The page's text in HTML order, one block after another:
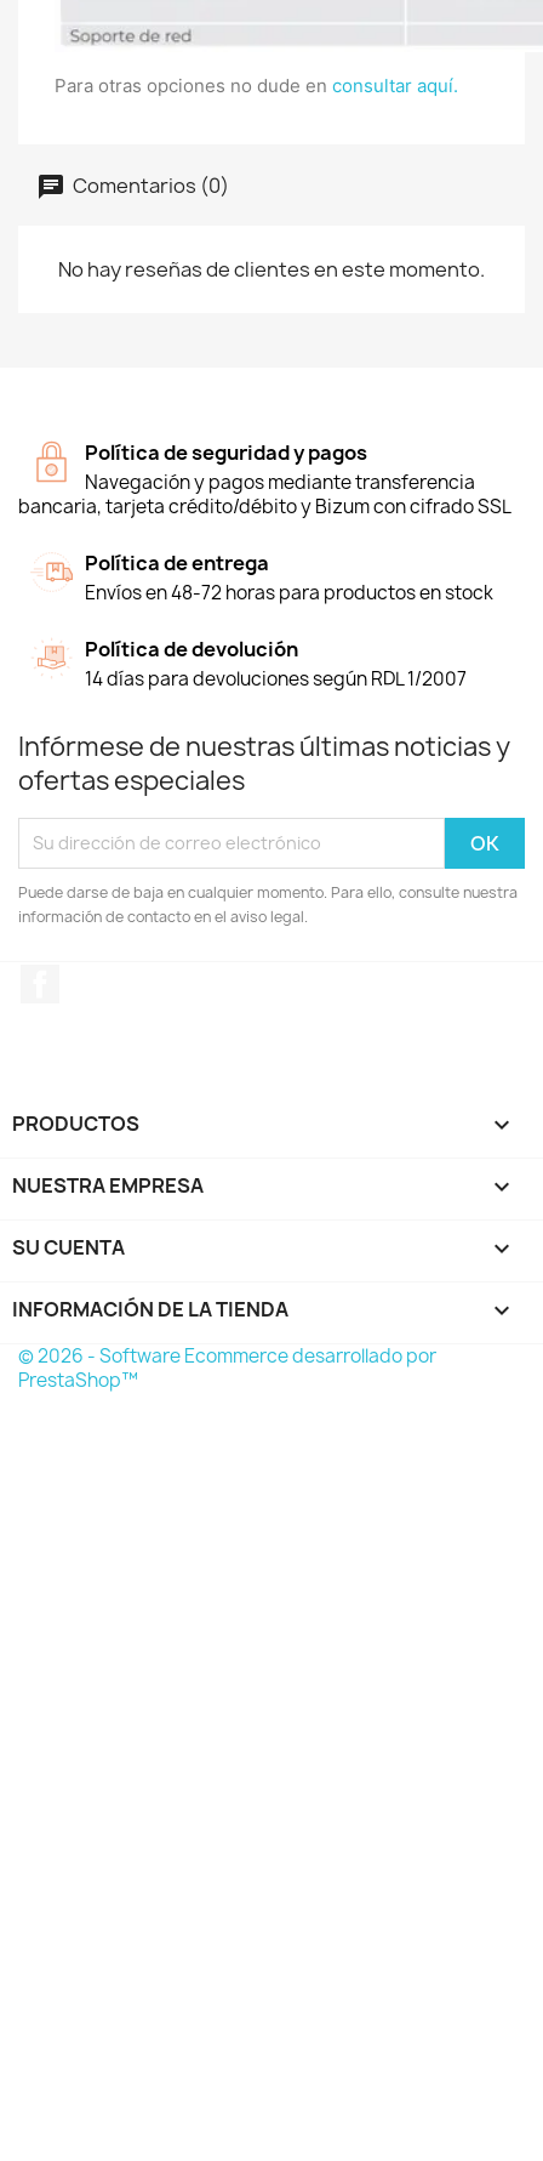
Para otras opciones no dude en consultar aquí.
Comentarios (0)
No hay reseñas de clientes en este momento.
Política de seguridad y pagos
Navegación y pagos mediante transferencia
bancaria, tarjeta crédito/débito y Bizum con cifrado SSL
Política de entrega
Envíos en 48-72 horas para productos en stock
Política de devolución
14 días para devoluciones según RDL 1/2007
Infórmese de nuestras últimas noticias y
ofertas especiales
Puede darse de baja en cualquier momento. Para ello, consulte nuestra
información de contacto en el aviso legal.
PRODUCTOS 
NUESTRA EMPRESA 
SU CUENTA 
INFORMACIÓN DE LA TIENDA keyboard_arrow_down
© 2026 - Software Ecommerce desarrollado por
PrestaShop™